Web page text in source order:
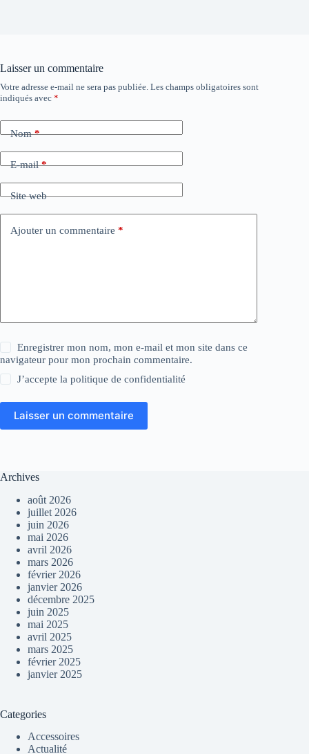
Laisser un commentaire
Votre adresse e-mail ne sera pas publiée. Les champs obligatoires sont
indiqués avec *
Nom*
E-mail*
Site web
Ajouter un commentaire *
Enregistrer mon nom, mon e-mail et mon site dans ce
navigateur pour mon prochain commentaire.
J’accepte lapolitique de confidentialité
Laisser un commentaire
Archives
août 2026
juillet 2026
juin 2026
mai 2026
avril 2026
mars 2026
février 2026
janvier 2026
décembre 2025
juin 2025
mai 2025
avril 2025
mars 2025
février 2025
janvier 2025
Categories
Accessoires
Actualité